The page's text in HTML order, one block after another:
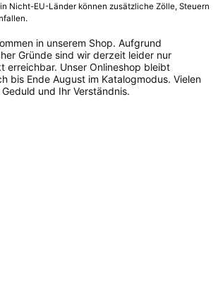
Nicht-EU-Länder können zusätzliche Zölle, Steuern
in unserem Shop. Aufgrund
Gründe sind wir derzeit leider nur
erreichbar. Unser Onlineshop bleibt
bis Ende August im Katalogmodus. Vielen
und Ihr Verständnis.